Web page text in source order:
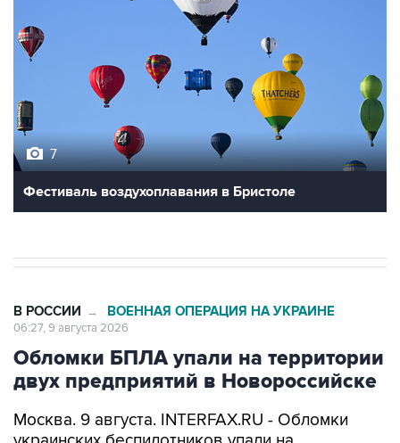
7
Фестиваль воздухоплавания в Бристоле
В РОССИИ → ВОЕННАЯ ОПЕРАЦИЯ НА УКРАИНЕ
06:27, 9 августа 2026
Обломки БПЛА упали на территории
двух предприятий в Новороссийске
Москва. 9 августа. INTERFAX.RU - Обломки